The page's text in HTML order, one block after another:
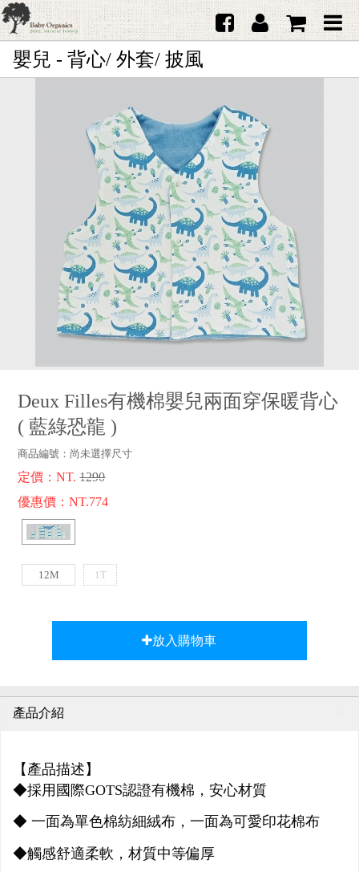
首頁
日本品牌育兒配件
韓國Merebe寶寶配件
禮品
服務據點
客服專區
嬰兒 - 背心/ 外套/ 披風
Deux Filles有機棉嬰兒兩面穿保暖背心
(藍綠恐龍 )
商品編號： 尚未選擇尺寸
定價：NT.1290
優惠價：NT.774
12M 1T
放入購物車
產品介紹
【產品描述】
◆採用國際GOTS認證有機棉，安心材質
◆ 一面為單色棉紡細絨布，一面為可愛印花棉布
◆觸感舒適柔軟，材質中等偏厚